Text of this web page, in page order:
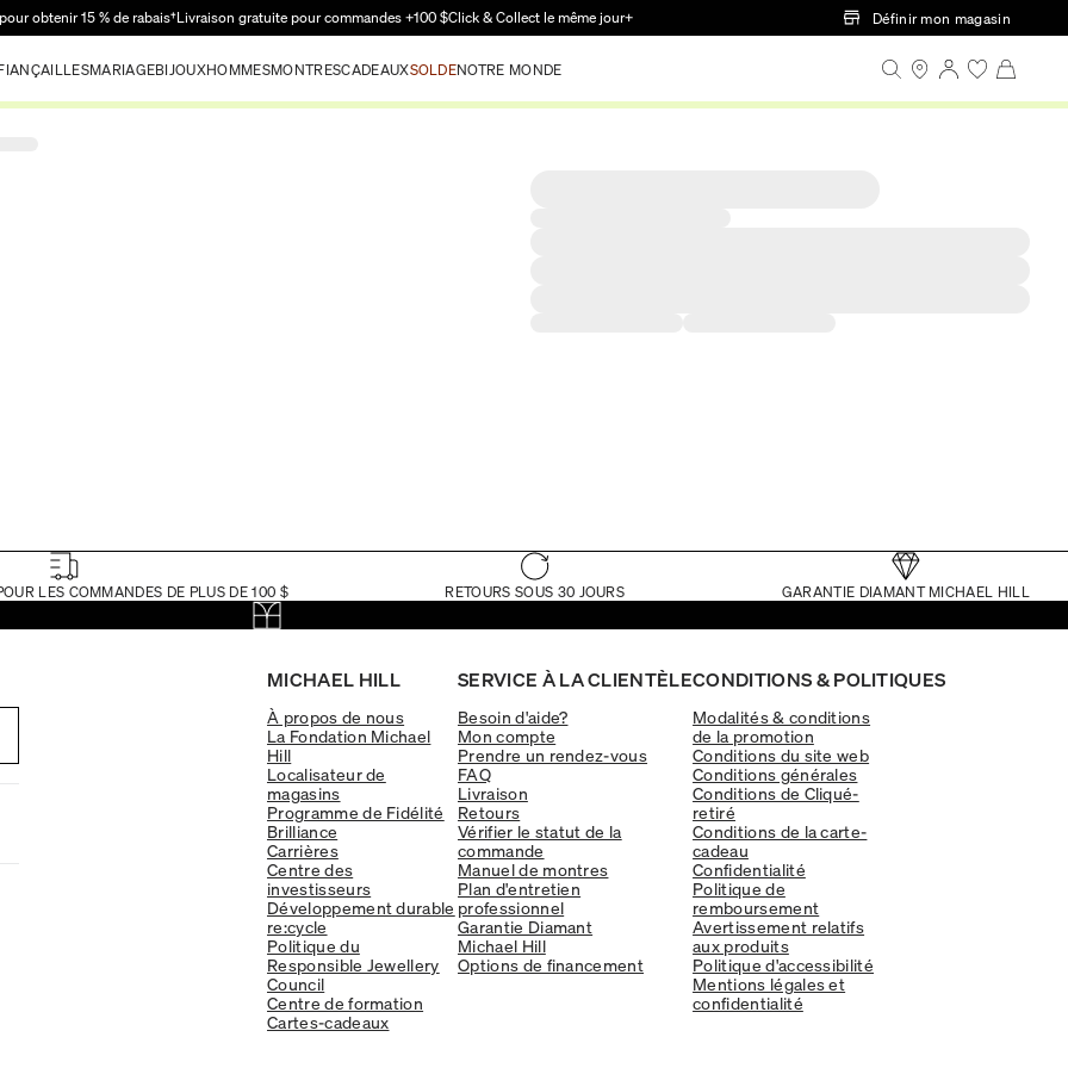
Passer au contenu principal
obtenir 15 % de rabais†Livraison gratuite pour commandes +100 $Click & Collect le même jour+ Définir mon magasin
MARIAGEBIJOUXHOMMESMONTRESCADEAUXSOLDENOTRE MONDE
LES COMMANDES DE PLUS DE 100 $ RETOURS SOUS 30 JOURS GARANTIE DIAMANT MICHAEL HILL
MICHAEL HILL
À propos de nous
La Fondation Michael
Hill
Localisateur de
magasins
Programme de Fidélité
Brilliance
Carrières
Centre des
investisseurs
Développement durable
re:cycle
Politique du
Responsible Jewellery
Council
Centre de formation
Cartes-cadeaux
SERVICE À LA CLIENTÈLE
Besoin d'aide?
Mon compte
Prendre un rendez-vous
FAQ
Livraison
Retours
Vérifier le statut de la
commande
Manuel de montres
Plan d'entretien
professionnel
Garantie Diamant
Michael Hill
Options de financement
CONDITIONS & POLITIQUES
Modalités & conditions
de la promotion
Conditions du site web
Conditions générales
Conditions de Cliqué-
retiré
Conditions de la carte-
cadeau
Confidentialité
Politique de
remboursement
Avertissement relatifs
aux produits
Politique d'accessibilité
Mentions légales et
confidentialité